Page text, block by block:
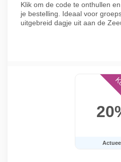
Klik om de code te onthullen
je bestelling. Ideaal voor
uitgebreid dagje uit aan de